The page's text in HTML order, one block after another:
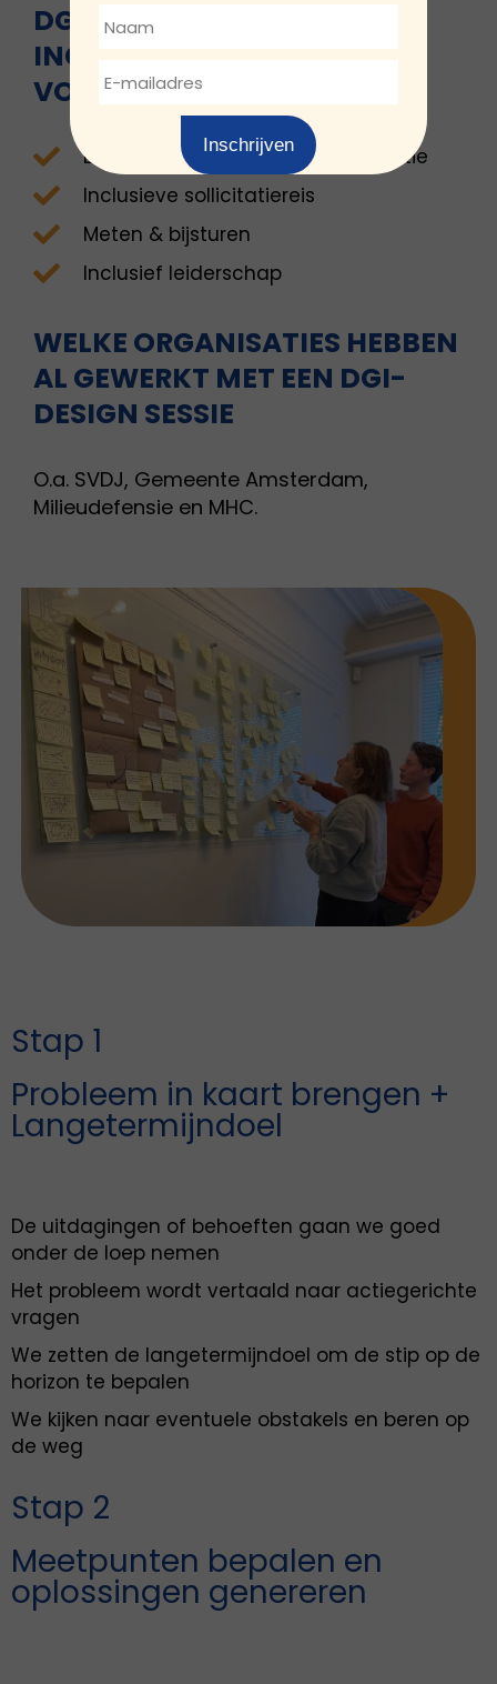
DGI-ONDERWERPEN DIE
INGEZET KUNNEN WORDEN
VOOR EEN DESIGN SPRINT
Bepalen DGI focus in de organisatie
Inclusieve sollicitatiereis
Meten & bijsturen
Inclusief leiderschap
WELKE ORGANISATIES HEBBEN
AL GEWERKT MET EEN DGI-
DESIGN SESSIE
O.a. SVDJ, Gemeente Amsterdam,
Milieudefensie en MHC.
Stap 1
Probleem in kaart brengen +
Langetermijndoel
De uitdagingen of behoeften gaan we goed
onder de loep nemen
Het probleem wordt vertaald naar actiegerichte
vragen
We zetten de langetermijndoel om de stip op de
horizon te bepalen
We kijken naar eventuele obstakels en beren op
de weg
Stap 2
Meetpunten bepalen en
oplossingen genereren
Inschrijven